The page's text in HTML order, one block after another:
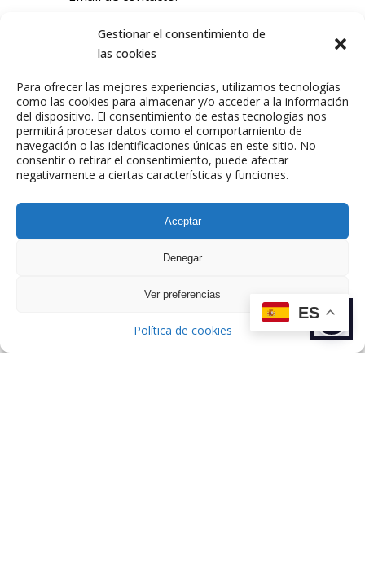
Gestionar el consentimiento de
las cookies
Para ofrecer las mejores experiencias, utilizamos tecnologías
como las cookies para almacenar y/o acceder a la información
del dispositivo. El consentimiento de estas tecnologías nos
permitirá procesar datos como el comportamiento de
navegación o las identificaciones únicas en este sitio. No
consentir o retirar el consentimiento, puede afectar
negativamente a ciertas características y funciones.
Aceptar
Denegar
Ver preferencias
Política de cookies
ANTERIOR
SIGUIENTE
ES